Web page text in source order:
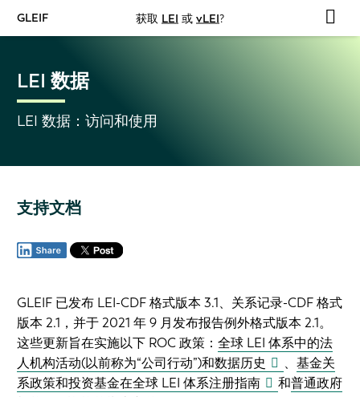
GLEIF 获取 LEI 或 vLEI?
LEI 数据
LEI 数据：访问和使用
支持文档
GLEIF 已发布 LEI-CDF 格式版本 3.1、关系记录-CDF 格式
版本 2.1，并于 2021 年 9 月发布报告例外格式版本 2.1。
这些更新旨在实施以下 ROC 政策： 全球 LEI 体系中的法
人机构活动(以前称为“公司行动”)和数据历史
、 基金关
系政策和投资基金在全球 LEI 体系注册指南
和普通政府